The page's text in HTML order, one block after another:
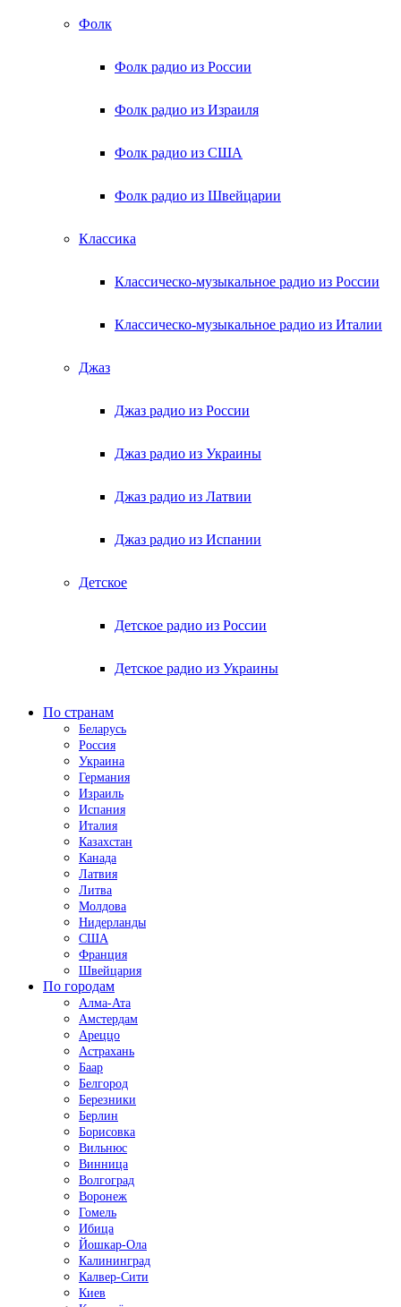
Фолк
Фолк радио из России
Фолк радио из Израиля
Фолк радио из США
Фолк радио из Швейцарии
Классика
Классическо-музыкальное радио из России
Классическо-музыкальное радио из Италии
Джаз
Джаз радио из России
Джаз радио из Украины
Джаз радио из Латвии
Джаз радио из Испании
Детское
Детское радио из России
Детское радио из Украины
По странам
Беларусь
Россия
Украина
Германия
Израиль
Испания
Италия
Казахстан
Канада
Латвия
Литва
Молдова
Нидерланды
США
Франция
Швейцария
По городам
Алма-Ата
Амстердам
Ареццо
Астрахань
Баар
Белгород
Березники
Берлин
Борисовка
Вильнюс
Винница
Волгоград
Воронеж
Гомель
Ибица
Йошкар-Ола
Калининград
Калвер-Сити
Киев